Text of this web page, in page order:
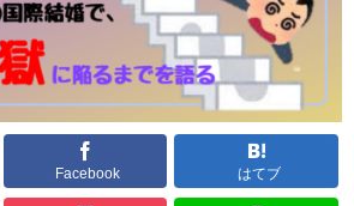
Facebook はてブ